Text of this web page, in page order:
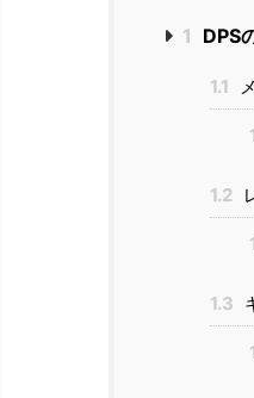
1 DPS
1.1
1.2
1.3